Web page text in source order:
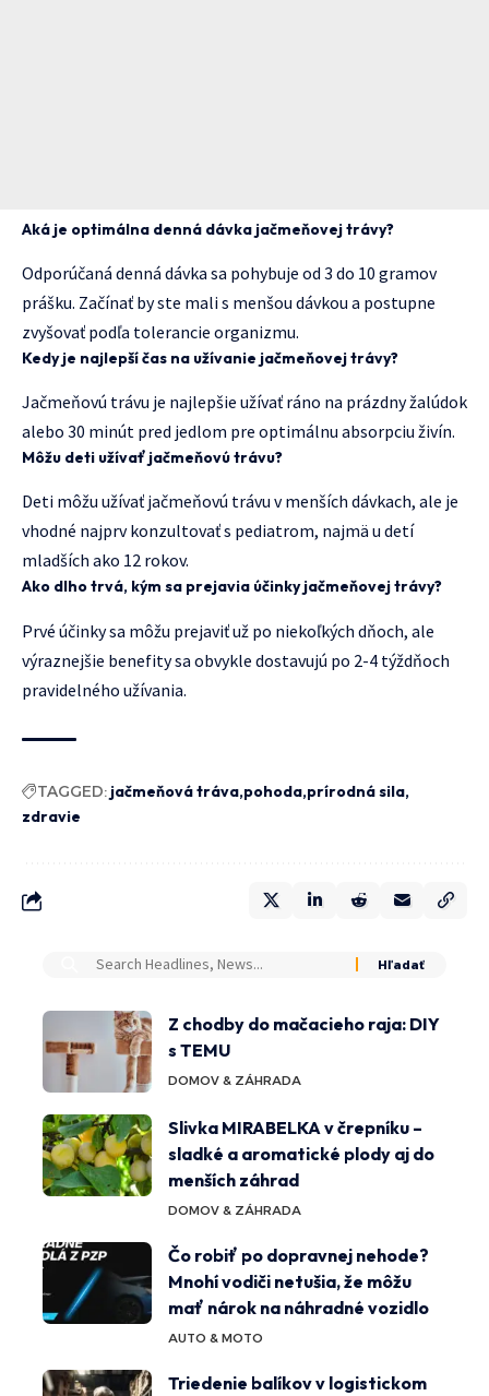
Aká je optimálna denná dávka jačmeňovej trávy?
Odporúčaná denná dávka sa pohybuje od 3 do 10 gramov
prášku. Začínať by ste mali s menšou dávkou a postupne
zvyšovať podľa tolerancie organizmu.
Kedy je najlepší čas na užívanie jačmeňovej trávy?
Jačmeňovú trávu je najlepšie užívať ráno na prázdny žalúdok
alebo 30 minút pred jedlom pre optimálnu absorpciu živín.
Môžu deti užívať jačmeňovú trávu?
Deti môžu užívať jačmeňovú trávu v menších dávkach, ale je
vhodné najprv konzultovať s pediatrom, najmä u detí
mladších ako 12 rokov.
Ako dlho trvá, kým sa prejavia účinky jačmeňovej trávy?
Prvé účinky sa môžu prejaviť už po niekoľkých dňoch, ale
výraznejšie benefity sa obvykle dostavujú po 2-4 týždňoch
pravidelného užívania.
TAGGED: jačmeňová tráva pohoda prírodná sila
zdravie
Z chodby do mačacieho raja: DIY
s TEMU
DOMOV & ZÁHRADA
Slivka MIRABELKA v črepníku –
sladké a aromatické plody aj do
menších záhrad
DOMOV & ZÁHRADA
Čo robiť po dopravnej nehode?
Mnohí vodiči netušia, že môžu
mať nárok na náhradné vozidlo
AUTO & MOTO
Triedenie balíkov v logistickom